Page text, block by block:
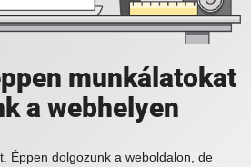
munkálatokat
a webhelyen
Éppen dolgozunk a weboldalon, de